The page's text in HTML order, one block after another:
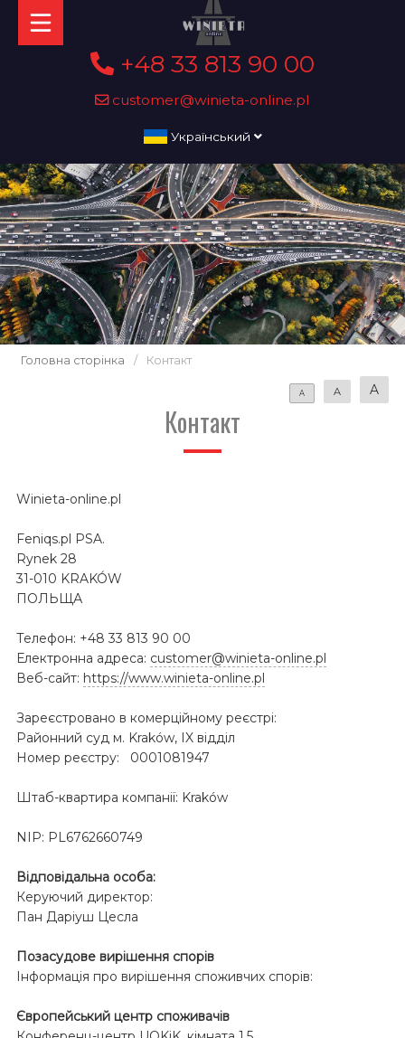
+48 33 813 90 00
customer@winieta-online.pl
Український
Головна сторінка / Контакт
A A A
Контакт
Winieta-online.pl
Feniqs.pl PSA.
Rynek 28
31-010 KRAKÓW
ПОЛЬЩА
Телефон: +48 33 813 90 00
Електронна адреса: customer@winieta-online.pl
Веб-сайт: https://www.winieta-online.pl
Зареєстровано в комерційному реєстрі:
Районний суд м. Kraków, IX відділ
Номер реєстру: 0001081947
Штаб-квартира компанії: Kraków
NIP: PL6762660749
Відповідальна особа:
Керуючий директор:
Пан Даріуш Цесла
Позасудове вирішення спорів
Інформація про вирішення споживчих спорів:
Європейський центр споживачів